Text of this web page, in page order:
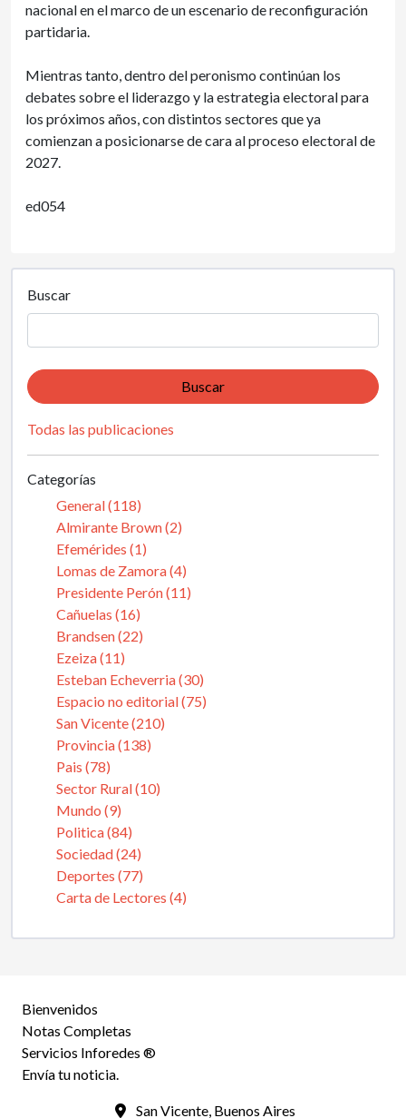
nacional en el marco de un escenario de reconfiguración
partidaria.
Mientras tanto, dentro del peronismo continúan los
debates sobre el liderazgo y la estrategia electoral para
los próximos años, con distintos sectores que ya
comienzan a posicionarse de cara al proceso electoral de
2027.
ed054
Buscar
Buscar
Todas las publicaciones
Categorías
General (118)
Almirante Brown (2)
Efemérides (1)
Lomas de Zamora (4)
Presidente Perón (11)
Cañuelas (16)
Brandsen (22)
Ezeiza (11)
Esteban Echeverria (30)
Espacio no editorial (75)
San Vicente (210)
Provincia (138)
Pais (78)
Sector Rural (10)
Mundo (9)
Politica (84)
Sociedad (24)
Deportes (77)
Carta de Lectores (4)
Bienvenidos
Notas Completas
Servicios Inforedes ®
Envía tu noticia.
San Vicente, Buenos Aires